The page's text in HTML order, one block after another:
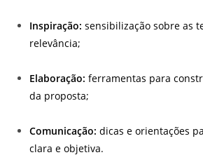
Inspiração: sensibilização sobre as
relevância;
Elaboração: ferramentas para
da proposta;
Comunicação: dicas e orientações
clara e objetiva.